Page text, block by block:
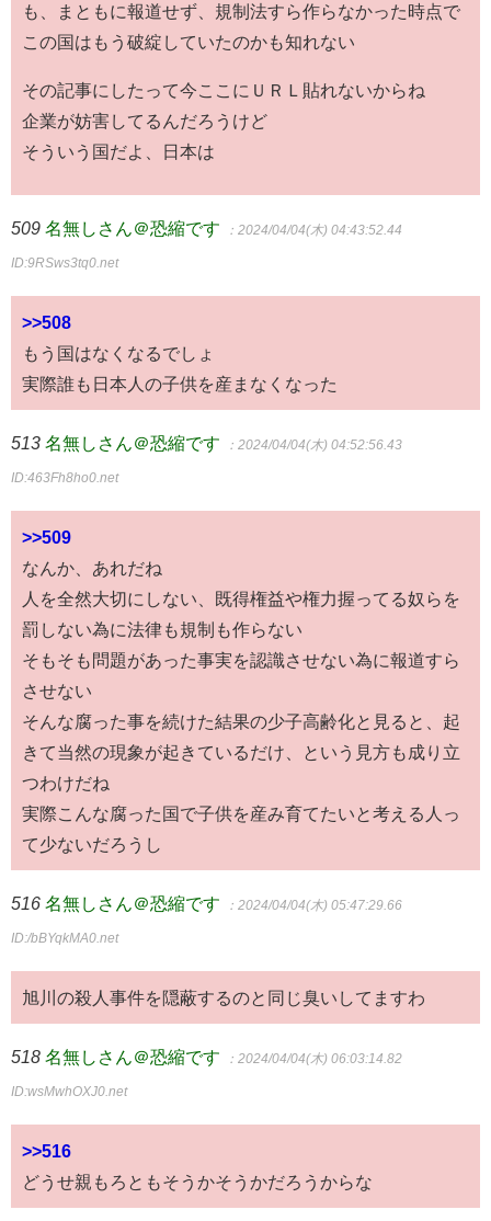
も、まともに報道せず、規制法すら作らなかった時点で
この国はもう破綻していたのかも知れない
その記事にしたって今ここにＵＲＬ貼れないからね
企業が妨害してるんだろうけど
そういう国だよ、日本は
509 名無しさん＠恐縮です ：2024/04/04(木) 04:43:52.44
ID:9RSws3tq0.net
>>508
もう国はなくなるでしょ
実際誰も日本人の子供を産まなくなった
513 名無しさん＠恐縮です ：2024/04/04(木) 04:52:56.43
ID:463Fh8ho0.net
>>509
なんか、あれだね
人を全然大切にしない、既得権益や権力握ってる奴らを
罰しない為に法律も規制も作らない
そもそも問題があった事実を認識させない為に報道すら
させない
そんな腐った事を続けた結果の少子高齢化と見ると、起
きて当然の現象が起きているだけ、という見方も成り立
つわけだね
実際こんな腐った国で子供を産み育てたいと考える人っ
て少ないだろうし
516 名無しさん＠恐縮です ：2024/04/04(木) 05:47:29.66
ID:/bBYqkMA0.net
旭川の殺人事件を隠蔽するのと同じ臭いしてますわ
518 名無しさん＠恐縮です ：2024/04/04(木) 06:03:14.82
ID:wsMwhOXJ0.net
>>516
どうせ親もろともそうかそうかだろうからな